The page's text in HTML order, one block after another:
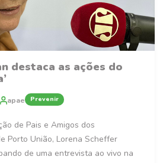
destaca as ações do
apae Prevenir
de Pais e Amigos dos
Porto União, Lorena Scheffer
de uma entrevista ao vivo na